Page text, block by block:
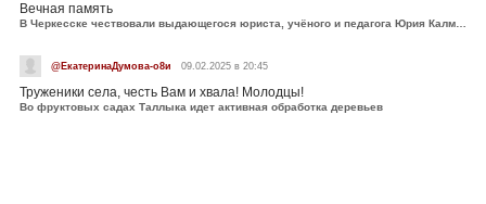
Вечная память
В Черкесске чествовали выдающегося юриста, учёного и педагога Юрия Калмыкова
@ЕкатеринаДумова-о8и 09.02.2025 в 20:45
Труженики села, честь Вам и хвала! Молодцы!
Во фруктовых садах Таллыка идет активная обработка деревьев